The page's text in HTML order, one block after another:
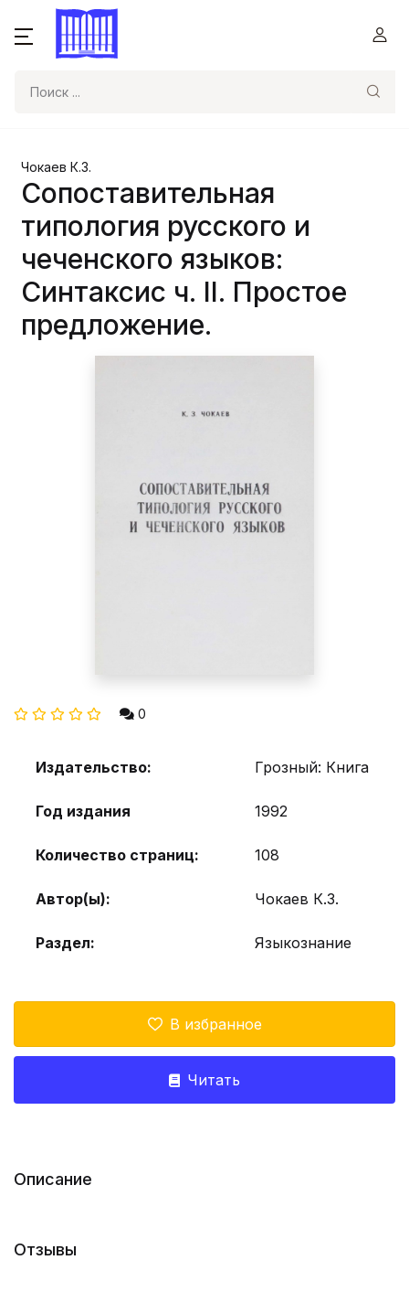
Чокаев К.З.
Сопоставительная
типология русского и
чеченского языков:
Синтаксис ч. II. Простое
предложение.
0
Издательство: Грозный: Книга
Год издания 1992
Количество страниц: 108
Автор(ы): Чокаев К.З.
Раздел: Языкознание
В избранное
Читать
Описание
Отзывы